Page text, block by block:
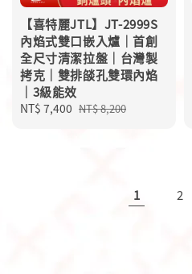
【喜特麗JTL】JT-2999S
內焰式雙口嵌入爐｜首創
全尺寸清潔拉盤｜台灣製
拷克｜雙排燄孔雙環內焰
｜3級能效
Sale
NT$ 7,400 Regular
NT$ 8,200
1 2